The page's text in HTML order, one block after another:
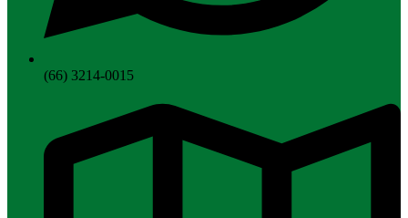
(66) 3214-0015